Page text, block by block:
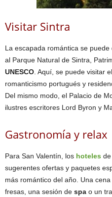
Visitar Sintra
La escapada romántica se
al Parque Natural de Sintra,
UNESCO . Aquí, se puede visitar
romanticismo portugués y
Del mismo modo, el Palacio de
ilustres escritores Lord Byron y
Gastronomía y relax
Para San Valentín, los hoteles
sugerentes ofertas y paquetes
más romántico del año. Una
fresas, una sesión de spa o un